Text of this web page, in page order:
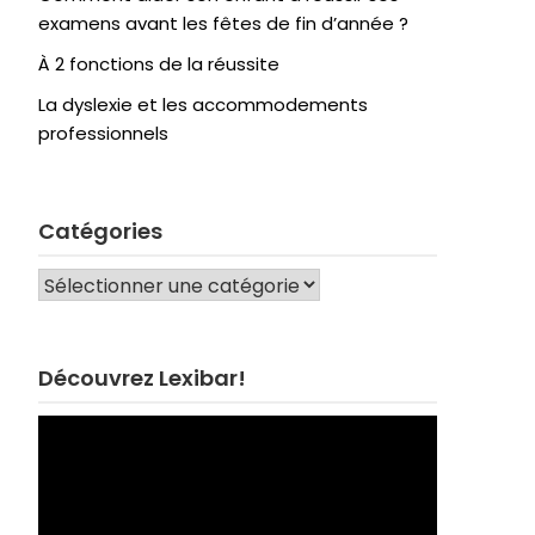
examens avant les fêtes de fin d’année ?
À 2 fonctions de la réussite
La dyslexie et les accommodements
professionnels
Catégories
CATÉGORIES
Découvrez Lexibar!